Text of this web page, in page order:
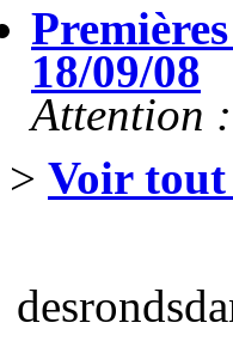
18/09/08
Attention
> Voir tout